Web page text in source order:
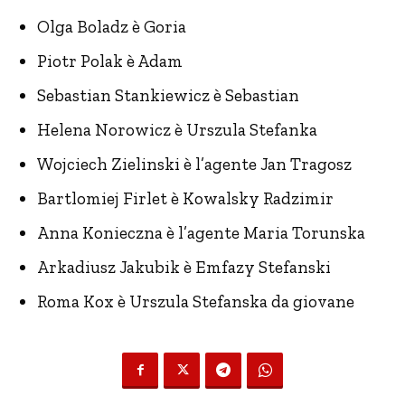
Olga Boladz è Goria
Piotr Polak è Adam
Sebastian Stankiewicz è Sebastian
Helena Norowicz è Urszula Stefanka
Wojciech Zielinski è l’agente Jan Tragosz
Bartlomiej Firlet è Kowalsky Radzimir
Anna Konieczna è l’agente Maria Torunska
Arkadiusz Jakubik è Emfazy Stefanski
Roma Kox è Urszula Stefanska da giovane